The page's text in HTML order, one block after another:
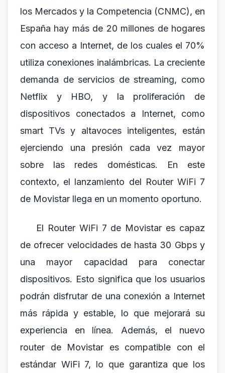
los Mercados y la Competencia (CNMC), en
España hay más de 20 millones de hogares
con acceso a Internet, de los cuales el 70%
utiliza conexiones inalámbricas. La creciente
demanda de servicios de streaming, como
Netflix y HBO, y la proliferación de
dispositivos conectados a Internet, como
smart TVs y altavoces inteligentes, están
ejerciendo una presión cada vez mayor
sobre las redes domésticas. En este
contexto, el lanzamiento del Router WiFi 7
de Movistar llega en un momento oportuno.
El Router WiFi 7 de Movistar es capaz
de ofrecer velocidades de hasta 30 Gbps y
una mayor capacidad para conectar
dispositivos. Esto significa que los usuarios
podrán disfrutar de una conexión a Internet
más rápida y estable, lo que mejorará su
experiencia en línea. Además, el nuevo
router de Movistar es compatible con el
estándar WiFi 7, lo que garantiza que los